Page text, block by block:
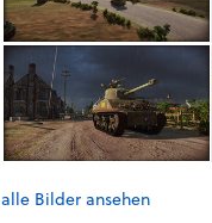
alle Bilder ansehen